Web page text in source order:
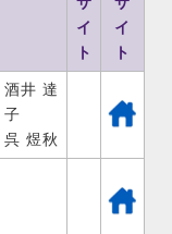
イ
ト
イ
ト
酒井 達
子
呉 煜秋